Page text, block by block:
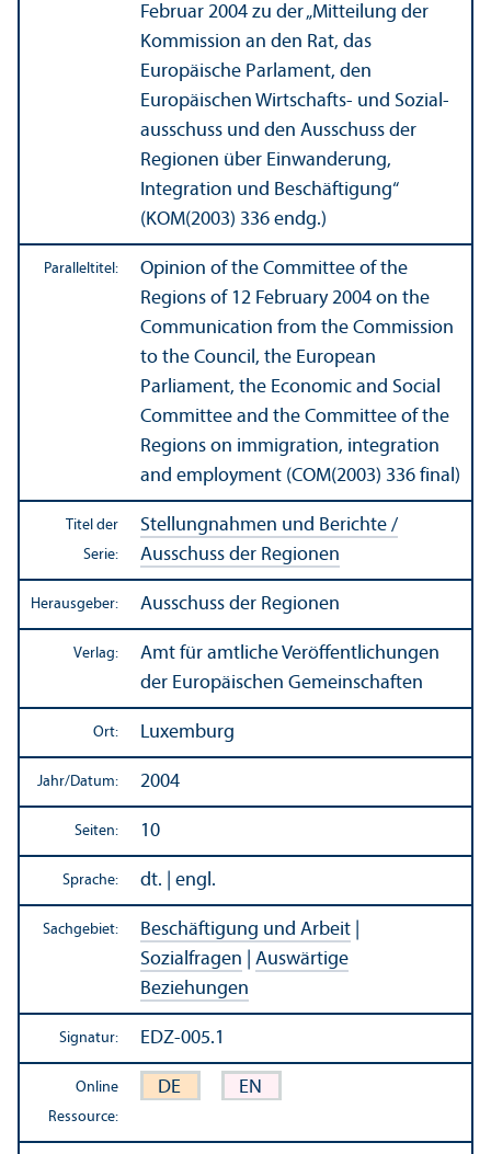
Februar 2004 zu der „Mitteilung der
Kommission an den Rat, das
Europäische Parlament, den
Europäischen Wirtschafts- und Sozial­
ausschuss und den Ausschuss der
Regionen über Einwanderung,
Integration und Beschäftigung“
(KOM(2003) 336 endg.)
Paralleltitel:
Opinion of the Committee of the
Regions of 12 February 2004 on the
Communication from the Commission
to the Council, the European
Parliament, the Economic and Social
Committee and the Committee of the
Regions on immigration, integration
and employment (COM(2003) 336 final)
Titel der
Serie:
Stellungnahmen und Berichte /
Ausschuss der Regionen
Herausgeber: Ausschuss der Regionen
Verlag:
Amt für amtliche Veröffentlichungen
der Europäischen Gemeinschaften
Ort: Luxemburg
Jahr/Datum: 2004
Seiten: 10
Sprache: dt. | engl.
Sachgebiet: Beschäftigung und Arbeit
Sozialfragen
Auswärtige
Beziehungen
Signatur: EDZ-005.1
Online
Ressource:
DE EN